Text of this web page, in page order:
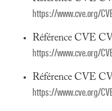
https://www.cve.org/
Référence CVE
https://www.cve.org/
Référence CVE
https://www.cve.org/